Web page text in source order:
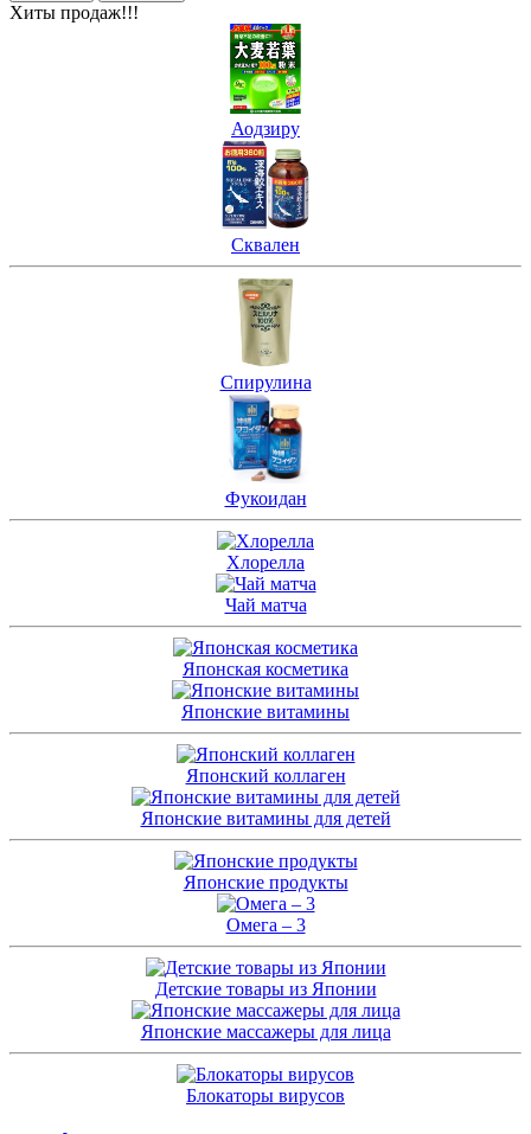
Хиты продаж!!!
Аодзиру
Сквален
Спирулина
Фукоидан
Хлорелла
Чай матча
Японская косметика
Японские витамины
Японский коллаген
Японские витамины для детей
Японские продукты
Омега – 3
Детские товары из Японии
Японские массажеры для лица
Блокаторы вирусов